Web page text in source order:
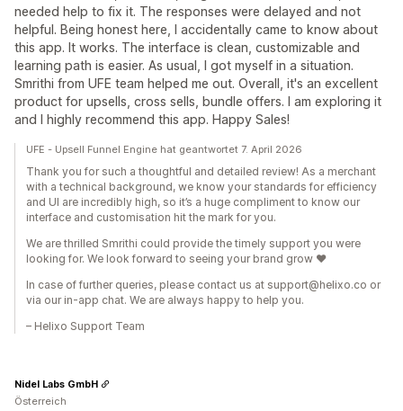
needed help to fix it. The responses were delayed and not
helpful. Being honest here, I accidentally came to know about
this app. It works. The interface is clean, customizable and
learning path is easier. As usual, I got myself in a situation.
Smrithi from UFE team helped me out. Overall, it's an excellent
product for upsells, cross sells, bundle offers. I am exploring it
and I highly recommend this app. Happy Sales!
UFE - Upsell Funnel Engine hat geantwortet 7. April 2026
Thank you for such a thoughtful and detailed review! As a merchant
with a technical background, we know your standards for efficiency
and UI are incredibly high, so it’s a huge compliment to know our
interface and customisation hit the mark for you.
We are thrilled Smrithi could provide the timely support you were
looking for. We look forward to seeing your brand grow ❤️
In case of further queries, please contact us at support@helixo.co or
via our in-app chat. We are always happy to help you.
– Helixo Support Team
Nidel Labs GmbH
Österreich